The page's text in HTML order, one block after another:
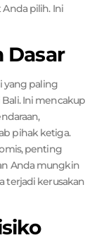
Anda pilih. Ini
Dasar
yang paling
Ini mencakup
pihak ketiga.
penting
Anda mungkin
terjadi kerusakan